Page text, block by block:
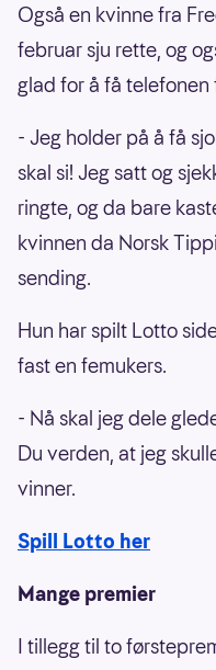
Også en kvinne fra
februar sju rette, og
glad for å få telefonen
- Jeg holder på å få
skal si! Jeg satt og
ringte, og da bare
kvinnen da Norsk
sending.
Hun har spilt Lotto
fast en femukers.
- Nå skal jeg dele
Du verden, at jeg
vinner.
Spill Lotto her
Mange premier
I tillegg til to